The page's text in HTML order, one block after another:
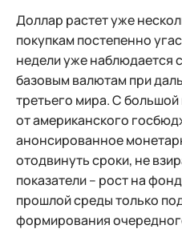
Доллар растет уже
покупкам постепенно
недели уже наблюдается
базовым валютам при
третьего мира. С
от американского
анонсированное
отодвинуть сроки, не
показатели – рост на
прошлой среды только
формирования